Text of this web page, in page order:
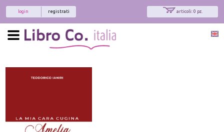
articoli: 0 pz.
registrati
login